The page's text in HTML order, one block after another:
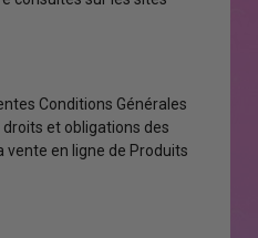
Conditions Générales
et obligations des
vente en ligne de Produits